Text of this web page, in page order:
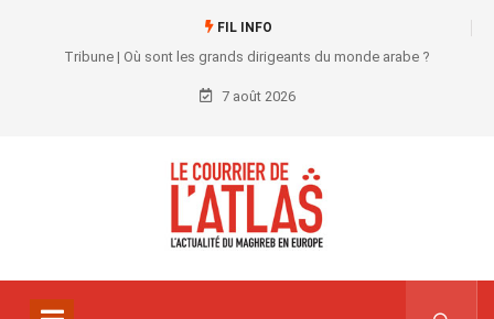
FIL INFO
Tribune | Où sont les grands dirigeants du monde arabe ?
7 août 2026